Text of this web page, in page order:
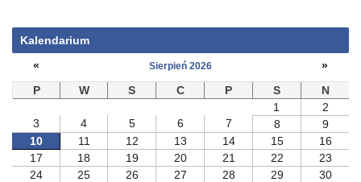
Kalendarium
«
Sierpień 2026
»
P
W S C P S
N
1
2
3
4 5 6 7 8
9
10
11 12 13 14 15
16
17
18 19 20 21 22
23
24
25 26 27 28 29
30